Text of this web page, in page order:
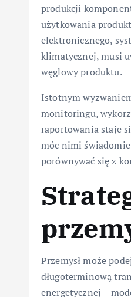
produkcji
użytkowania
elektronicznego,
klimatycznej, musi
węglowy produktu.
Istotnym
monitoringu,
raportowania staje
móc nimi
porównywać się z
Przemysł może
długoterminową
energetycznej –